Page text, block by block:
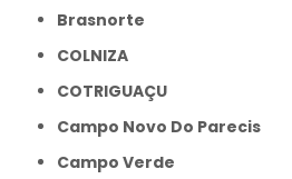
Brasnorte
COLNIZA
COTRIGUAÇU
Campo Novo Do Parecis
Campo Verde